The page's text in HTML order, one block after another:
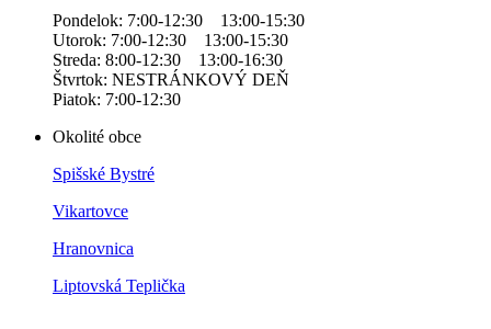
Pondelok: 7:00-12:30 13:00-15:30
Utorok: 7:00-12:30 13:00-15:30
Streda: 8:00-12:30 13:00-16:30
Štvrtok: NESTRÁNKOVÝ DEŇ
Piatok: 7:00-12:30
Okolité obce
Spišské Bystré
Vikartovce
Hranovnica
Liptovská Teplička